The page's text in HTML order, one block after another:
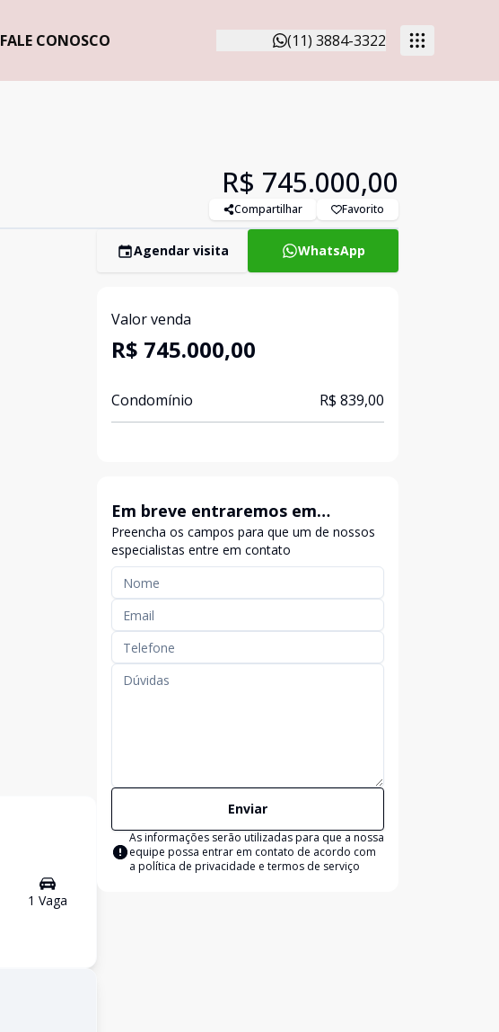
FALE CONOSCO (11) 3884-3322
R$ 745.000,00
Compartilhar Favorito
1 Vaga
Agendar visita WhatsApp
Valor venda
R$ 745.000,00
Condomínio R$ 839,00
Em breve entraremos em
contato
Preencha os campos para que um de nossos
especialistas entre em contato
Enviar
As informações serão utilizadas para que a nossa
equipe possa entrar em contato de acordo com
a política de privacidade e termos de serviço